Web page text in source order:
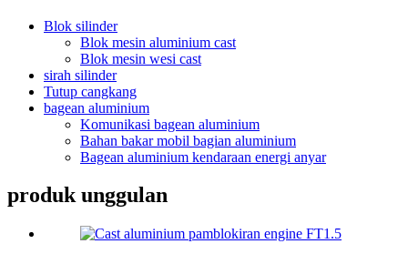
Blok silinder
Blok mesin aluminium cast
Blok mesin wesi cast
sirah silinder
Tutup cangkang
bagean aluminium
Komunikasi bagean aluminium
Bahan bakar mobil bagian aluminium
Bagean aluminium kendaraan energi anyar
produk unggulan